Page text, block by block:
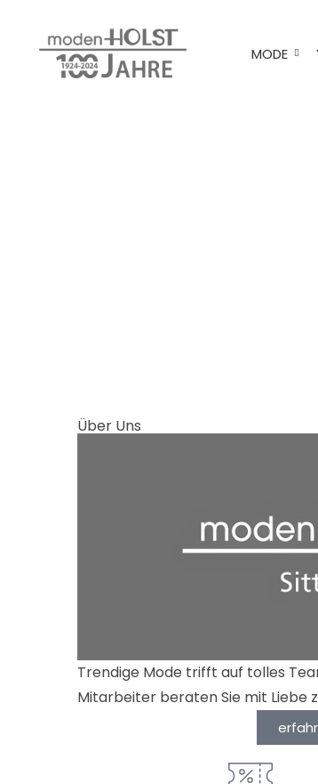
MODE
Über Uns
Trendige Mode trifft auf tolles
Mitarbeiter beraten Sie mit Liebe